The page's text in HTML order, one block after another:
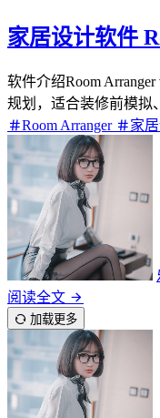
家居设计软件
软件介绍Room
规划，适合装修前模拟
Room Arranger
家
阅读全文
加载更多